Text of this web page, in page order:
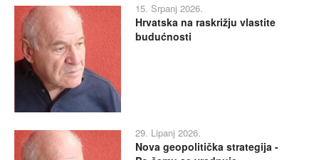
15. Srpanj 2026.
Hrvatska na raskrižju vlastite
budućnosti
29. Lipanj 2026.
Nova geopolitička strategija -